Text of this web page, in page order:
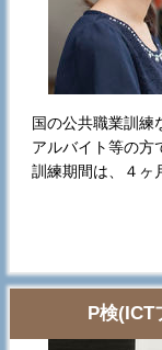
国の公共職業訓練
アルバイト等の方
訓練期間は、４ヶ
P検(ICT